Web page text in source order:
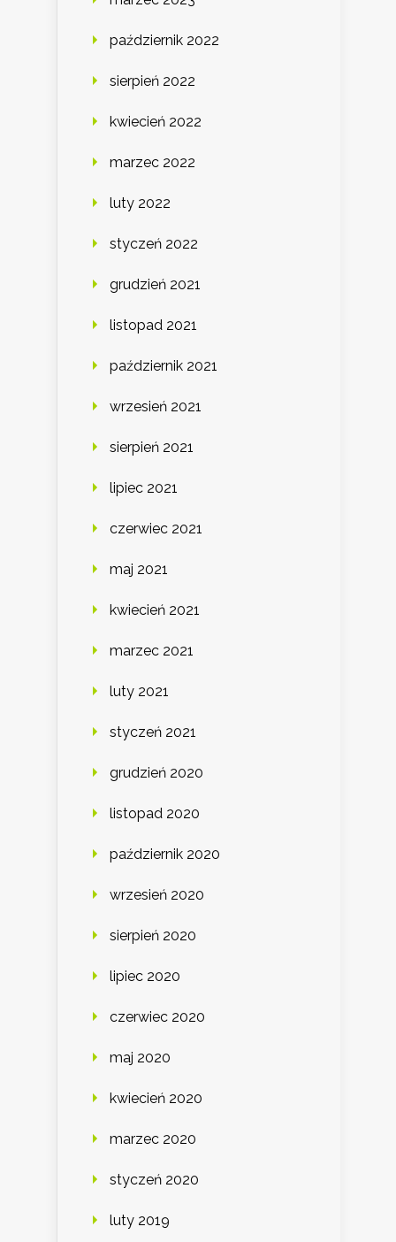
październik 2022
sierpień 2022
kwiecień 2022
marzec 2022
luty 2022
styczeń 2022
grudzień 2021
listopad 2021
październik 2021
wrzesień 2021
sierpień 2021
lipiec 2021
czerwiec 2021
maj 2021
kwiecień 2021
marzec 2021
luty 2021
styczeń 2021
grudzień 2020
listopad 2020
październik 2020
wrzesień 2020
sierpień 2020
lipiec 2020
czerwiec 2020
maj 2020
kwiecień 2020
marzec 2020
styczeń 2020
luty 2019